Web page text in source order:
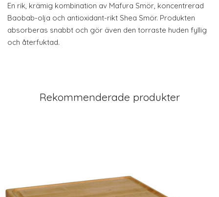
En rik, krämig kombination av Mafura Smör, koncentrerad
Baobab-olja och antioxidant-rikt Shea Smör. Produkten
absorberas snabbt och gör även den torraste huden fyllig
och återfuktad.
Rekommenderade produkter